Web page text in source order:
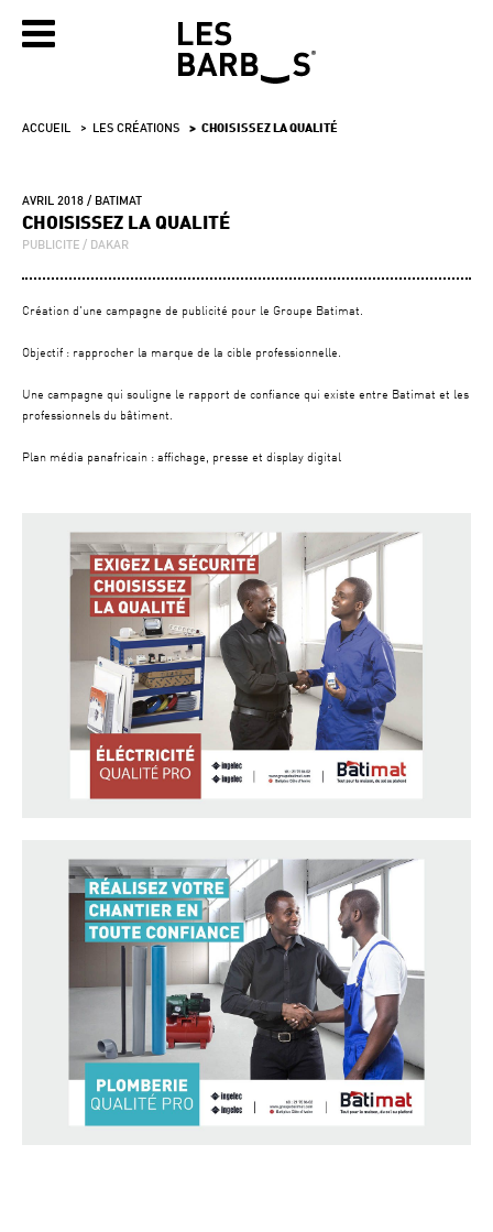
ACCUEIL LES CRÉATIONS CHOISISSEZ LA QUALITÉ
AVRIL 2018 BATIMAT
CHOISISSEZ LA QUALITÉ
PUBLICITE DAKAR
Création d'une campagne de publicité pour le Groupe Batimat.
Objectif : rapprocher la marque de la cible professionnelle.
Une campagne qui souligne le rapport de confiance qui existe entre Batimat et les
professionnels du bâtiment.
Plan média panafricain : affichage, presse et display digital